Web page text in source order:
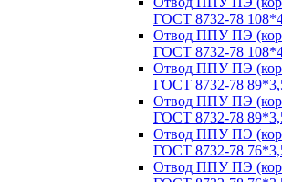
ГОСТ 8732-78
Отвод ППУ ПЭ
ГОСТ 8732-78
Отвод ППУ ПЭ
ГОСТ 8732-78
Отвод ППУ ПЭ
ГОСТ 8732-78
Отвод ППУ ПЭ
ГОСТ 8732-78
Отвод ППУ ПЭ